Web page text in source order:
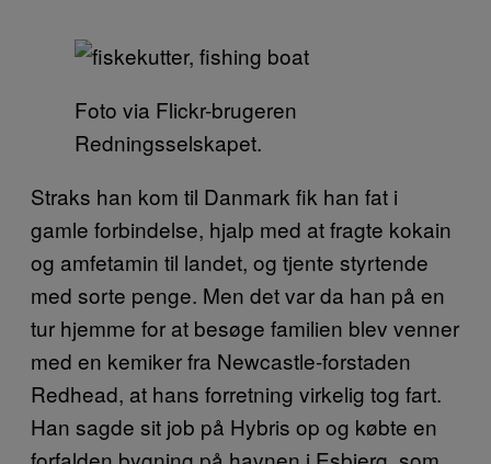
Foto via Flickr-brugeren
Redningsselskapet.
Straks han kom til Danmark fik han fat i
gamle forbindelse, hjalp med at fragte kokain
og amfetamin til landet, og tjente styrtende
med sorte penge. Men det var da han på en
tur hjemme for at besøge familien blev venner
med en kemiker fra Newcastle-forstaden
Redhead, at hans forretning virkelig tog fart.
Han sagde sit job på Hybris op og købte en